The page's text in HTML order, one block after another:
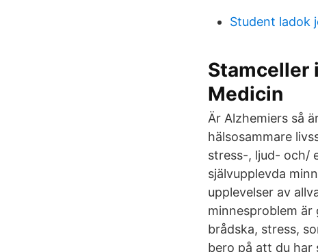
Student ladok
Stamceller
Medicin
Är Alzhemiers så
hälsosammare
stress-, ljud- och/
självupplevda
upplevelser av
minnesproblem är
brådska, stress,
bero på att du har